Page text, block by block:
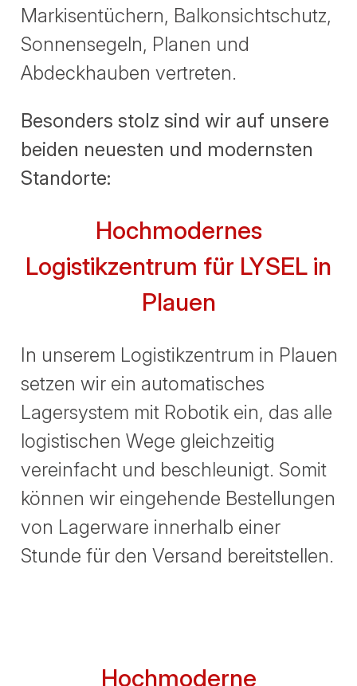
Markisentüchern, Balkonsichtschutz,
Sonnensegeln, Planen und
Abdeckhauben vertreten.
Besonders stolz sind wir auf unsere
beiden neuesten und modernsten
Standorte:
Hochmodernes
Logistikzentrum für LYSEL in
Plauen
In unserem Logistikzentrum in Plauen
setzen wir ein automatisches
Lagersystem mit Robotik ein, das alle
logistischen Wege gleichzeitig
vereinfacht und beschleunigt. Somit
können wir eingehende Bestellungen
von Lagerware innerhalb einer
Stunde für den Versand bereitstellen.
Hochmoderne